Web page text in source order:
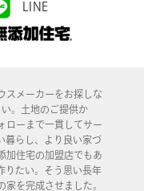
LINE
スメーカーをお探しな
い。土地のご提供か
ローまで一貫してサー
暮らし、より良い家づ
加住宅の加盟店でもあ
りたい。そう思い長年
を完成させました。